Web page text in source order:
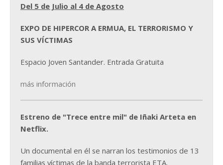
Del 5 de Julio al 4 de Agosto
EXPO DE HIPERCOR A ERMUA, EL TERRORISMO Y
SUS VÍCTIMAS
Espacio Joven Santander. Entrada Gratuita
más información
Estreno de "Trece entre mil" de Iñaki Arteta en
Netflix.
Un documental en él se narran los testimonios de 13
familias víctimas de la banda terrorista ETA.